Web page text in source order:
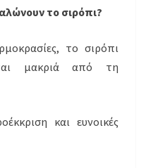
το σιρόπι?
το σιρόπι
μακριά από τη
και ευνοικές